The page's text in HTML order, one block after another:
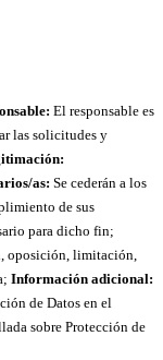
El responsable es
las solicitudes y
as: Se cederán a los
de sus
para dicho fin;
oposición, limitación,
Información adicional:
de Datos en el
sobre Protección de